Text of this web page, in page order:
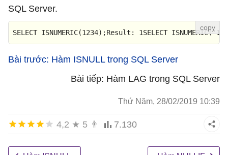
SQL Server.
SELECT ISNUMERIC(1234);Result : 1SELECT ISNUMERIC(
Bài trước: Hàm ISNULL trong SQL Server
Bài tiếp: Hàm LAG trong SQL Server
Thứ Năm, 28/02/2019 10:39
4,2 ★ 5 👨 7.130